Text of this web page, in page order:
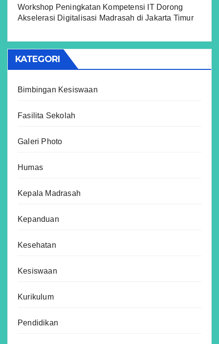
Workshop Peningkatan Kompetensi IT Dorong
Akselerasi Digitalisasi Madrasah di Jakarta Timur
KATEGORI
Bimbingan Kesiswaan
Fasilita Sekolah
Galeri Photo
Humas
Kepala Madrasah
Kepanduan
Kesehatan
Kesiswaan
Kurikulum
Pendidikan